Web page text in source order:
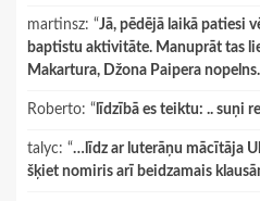
martinsz: “Jā, pēdējā laikā patiesi
baptistu aktivitāte. Manuprāt tas
Makartura, Džona Paipera
Roberto: “ līdzībā es teiktu: .. suņi
talyc: “…līdz ar luterāņu mācītāja
šķiet nomiris arī beidzamais